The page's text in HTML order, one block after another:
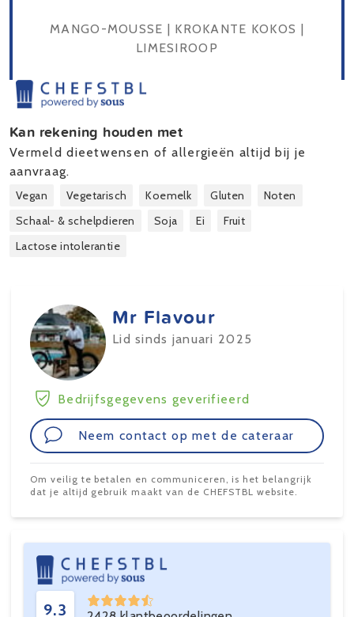
MANGO-MOUSSE | KROKANTE KOKOS |
LIMESIROOP
Kan rekening houden met
Vermeld dieetwensen of allergieën altijd bij je
aanvraag.
Vegan Vegetarisch Koemelk Gluten
Noten
Schaal- & schelpdieren
Soja Ei
Fruit
Lactose intolerantie
Mr Flavour
Lid sinds januari 2025
Bedrijfsgegevens geverifieerd
Neem contact op met de cateraar
Om veilig te betalen en communiceren, is het belangrijk
dat je altijd gebruik maakt van de CHEFSTBL website.
9.3